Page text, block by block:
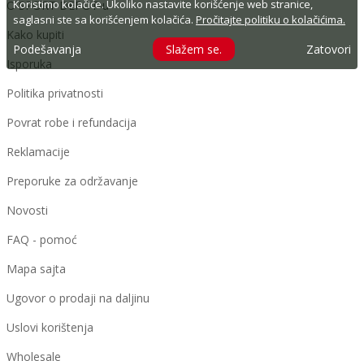
Koristimo kolačiće. Ukoliko nastavite korišćenje web stranice,
saglasni ste sa korišćenjem kolačića. Pročitajte politiku o kolačićima.
Podešavanja Slažem se. Zatovori
O SPORT DEPOT-u
Kako kupiti
Isporuka
Politika privatnosti
Povrat robe i refundacija
Reklamacije
Preporuke za održavanje
Novosti
FAQ - pomoć
Mapa sajta
Ugovor o prodaji na daljinu
Uslovi korištenja
Wholesale